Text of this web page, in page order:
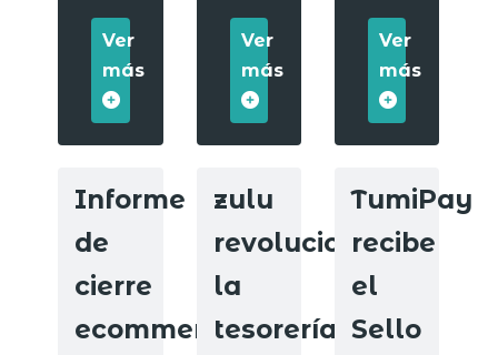
Ver
más
Ver
más
electrónico.
Ver
más
Informe
de
cierre
ecommerce
zulu
revoluciona
la
tesorería
TumiPay
recibe
el
Sello